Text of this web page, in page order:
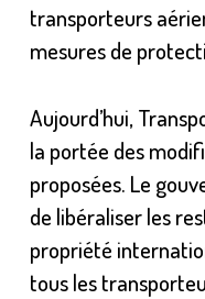
transporteurs
mesures de
Aujourd’hui,
la portée des
proposées. Le
de libéraliser les
propriété
tous les